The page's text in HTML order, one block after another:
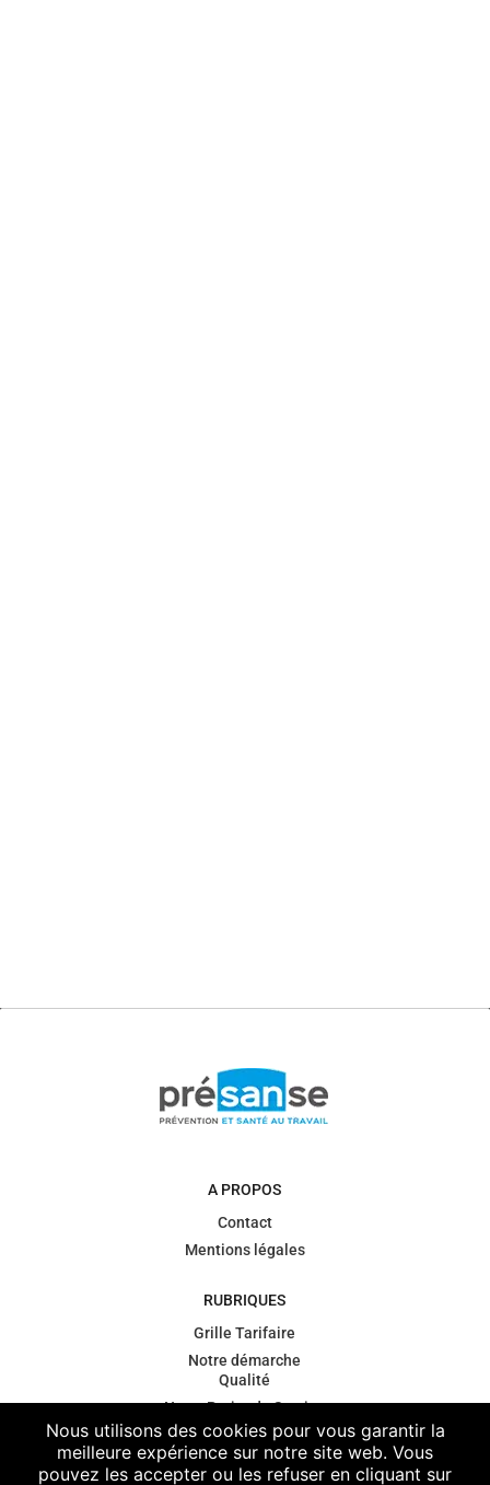
A PROPOS
Contact
Mentions légales
RUBRIQUES
Grille Tarifaire
Notre démarche
Qualité
Notre Projet de Service
Gouvernance
Contexte
règlementaire
Nous utilisons des cookies pour vous garantir la
meilleure expérience sur notre site web. Vous
pouvez les accepter ou les refuser en cliquant sur